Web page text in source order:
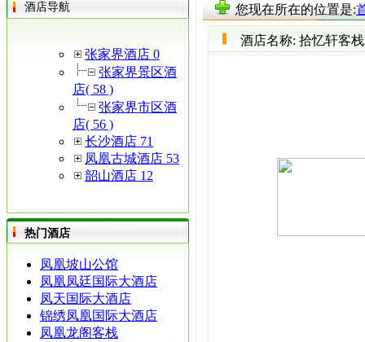
酒店导航
张家界酒店 0
张家界景区酒
店( 58 )
张家界市区酒
店( 56 )
长沙酒店 71
凤凰古城酒店 53
韶山酒店 12
热门酒店
凤凰坡山公馆
凤凰凤廷国际大酒店
凤天国际大酒店
锦绣凤凰国际大酒店
凤凰龙阁客栈
您现在所在的位置是:
酒店名称: 拾忆轩客栈